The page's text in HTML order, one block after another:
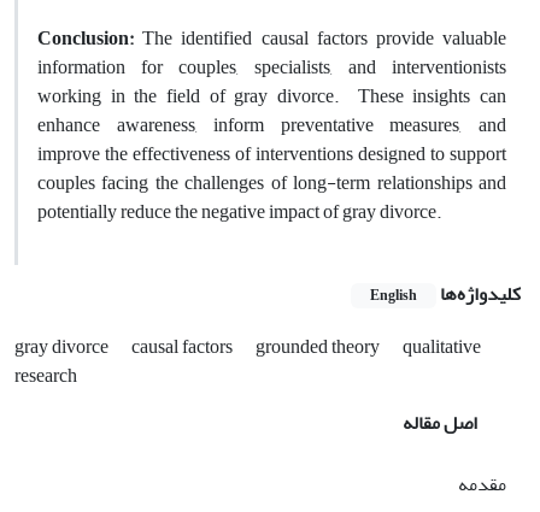
Conclusion: The identified causal factors provide valuable
information for couples, specialists, and interventionists
working in the field of gray divorce. These insights can
enhance awareness, inform preventative measures, and
improve the effectiveness of interventions designed to support
couples facing the challenges of long-term relationships and
potentially reduce the negative impact of gray divorce.
کلیدواژه‌ها English
gray divorce causal factors grounded theory
qualitative
research
اصل مقاله
مقدمه